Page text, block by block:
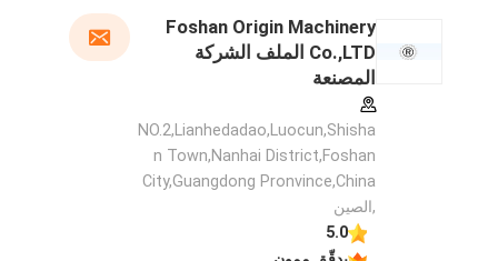
Foshan Origin Machinery
Co.,LTD الملف الشركة
المصنعة
NO.2,Lianhedadao,Luocun,Shisha
n Town,Nanhai District,Foshan
City,Guangdong Pronvince,China
,الصين
5.0